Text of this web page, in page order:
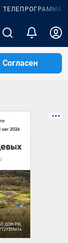
ТЕЛЕПРОГРАММА
Согласен